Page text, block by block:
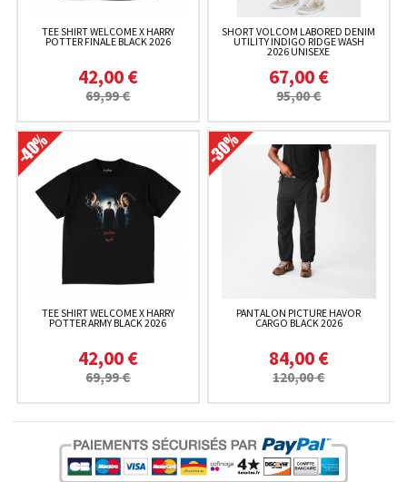
TEE SHIRT WELCOME X HARRY
POTTER FINALE BLACK 2026
42,00 €
69,99 €
SHORT VOLCOM LABORED DENIM
UTILITY INDIGO RIDGE WASH
2026 UNISEXE
67,00 €
95,00 €
TEE SHIRT WELCOME X HARRY
POTTER ARMY BLACK 2026
42,00 €
69,99 €
PANTALON PICTURE HAVOR
CARGO BLACK 2026
84,00 €
120,00 €